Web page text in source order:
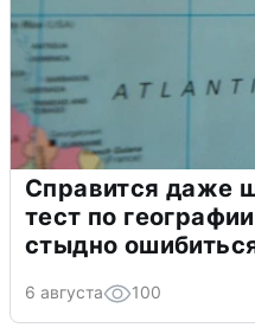
Справится даже
тест по
стыдно
6 августа 100